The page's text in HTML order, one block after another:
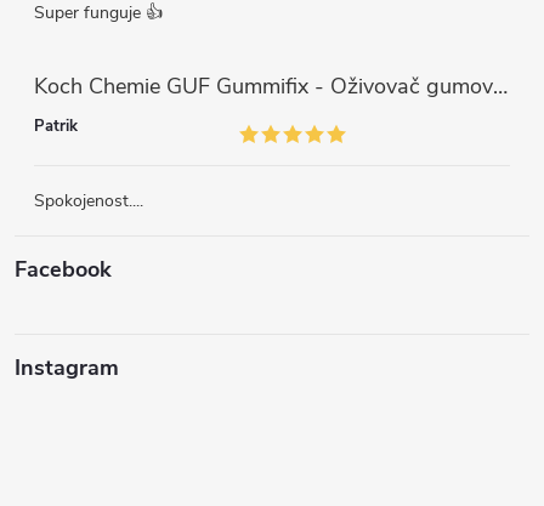
Super funguje 👍
Koch Chemie GUF Gummifix - Oživovač gumových koberců (1000ml)
Patrik
Spokojenost....
Facebook
Instagram